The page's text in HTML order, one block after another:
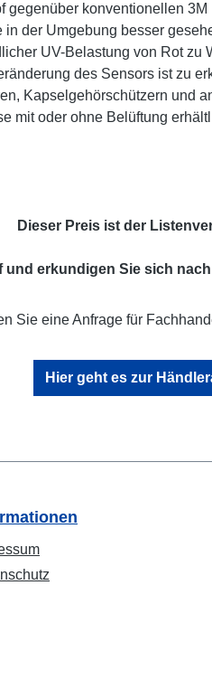
konventionellen
der Umgebung besser
UV-Belastung von Rot
des Sensors ist zu
Kapselgehörschützern
oder ohne Belüftung
Dieser Preis ist der
und erkundigen Sie sich
Sie eine Anfrage für
Hier geht es zur